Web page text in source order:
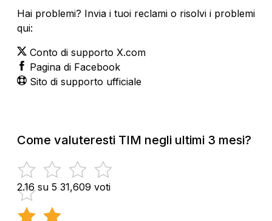
Hai problemi? Invia i tuoi reclami o risolvi i problemi
qui:
Conto di supporto X.com
Pagina di Facebook
Sito di supporto ufficiale
Come valuteresti TIM negli ultimi 3 mesi?
2.16 su 5 31,609 voti